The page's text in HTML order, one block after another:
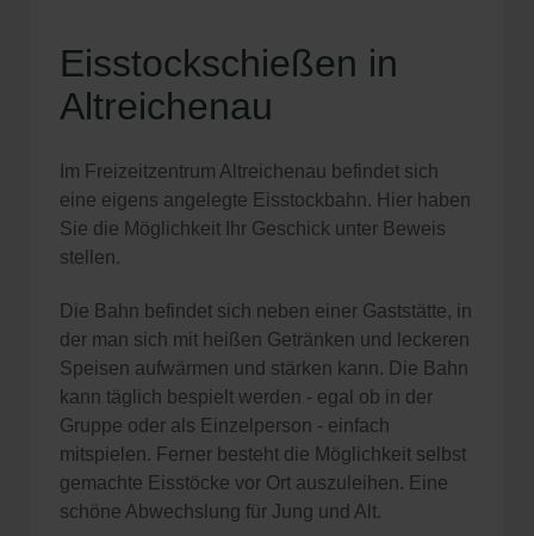
Eisstockschießen in
Altreichenau
Im Freizeitzentrum Altreichenau befindet sich
eine eigens angelegte Eisstockbahn. Hier haben
Sie die Möglichkeit Ihr Geschick unter Beweis
stellen.
Die Bahn befindet sich neben einer Gaststätte, in
der man sich mit heißen Getränken und leckeren
Speisen aufwärmen und stärken kann. Die Bahn
kann täglich bespielt werden - egal ob in der
Gruppe oder als Einzelperson - einfach
mitspielen. Ferner besteht die Möglichkeit selbst
gemachte Eisstöcke vor Ort auszuleihen. Eine
schöne Abwechslung für Jung und Alt.